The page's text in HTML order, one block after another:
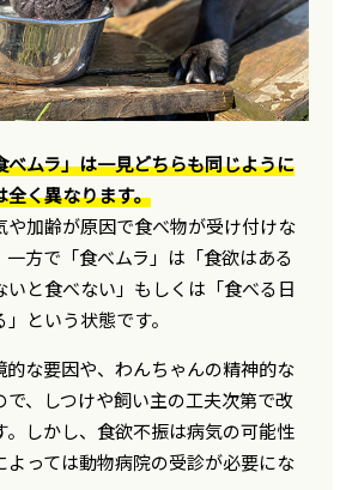
べムラ」は一見どちらも同じように
全く異なります。
や加齢が原因で食べ物が受け付けな
一方で「食べムラ」は「食欲はある
いと食べない」もしくは「食べる日
という状態です。
的な要因や、わんちゃんの精神的な
で、しつけや飼い主の工夫次第で改
。しかし、食欲不振は病気の可能性
よっては動物病院の受診が必要にな